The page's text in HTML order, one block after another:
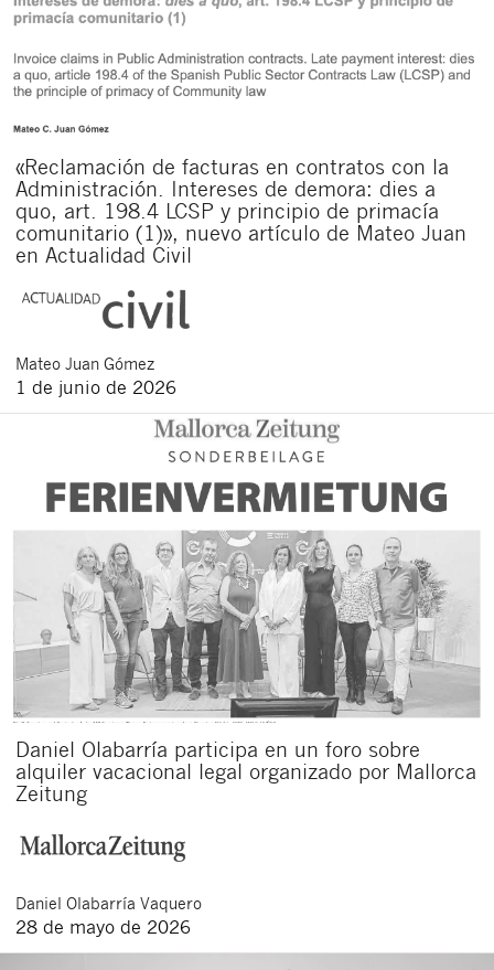
«Reclamación de facturas en contratos con la
Administración. Intereses de demora: dies a
quo, art. 198.4 LCSP y principio de primacía
comunitario (1)», nuevo artículo de Mateo Juan
en Actualidad Civil
Mateo Juan Gómez
1 de junio de 2026
Daniel Olabarría participa en un foro sobre
alquiler vacacional legal organizado por Mallorca
Zeitung
Daniel Olabarría Vaquero
28 de mayo de 2026